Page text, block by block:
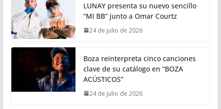
LUNAY presenta su nuevo sencillo
“MI BB” junto a Omar Courtz
24 de julio de 2026
Boza reinterpreta cinco canciones
clave de su catálogo en “BOZA
ACÚSTICOS”
24 de julio de 2026